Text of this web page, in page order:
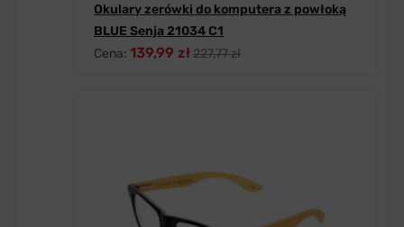
Okulary zerówki do komputera z powłoką
BLUE Senja 21034 C1
Cena: 139,99 zł227,77 zł